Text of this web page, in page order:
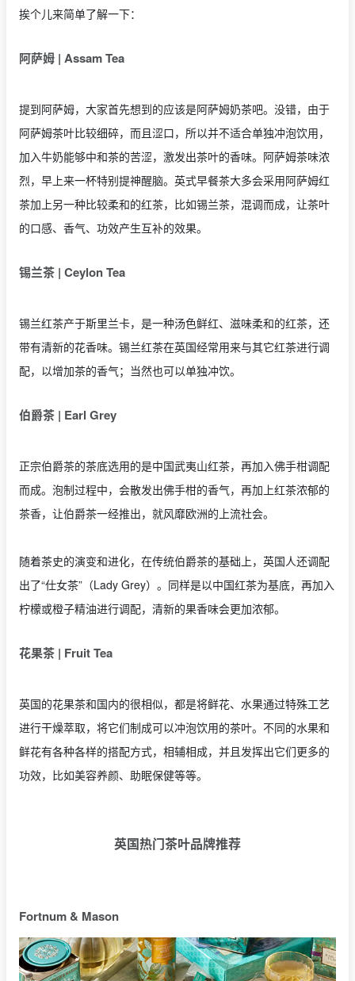
挨个儿来简单了解一下：
阿萨姆 | Assam Tea
提到阿萨姆，大家首先想到的应该是阿萨姆奶茶吧。没错，由于
阿萨姆茶叶比较细碎，而且涩口，所以并不适合单独冲泡饮用，
加入牛奶能够中和茶的苦涩，激发出茶叶的香味。阿萨姆茶味浓
烈，早上来一杯特别提神醒脑。英式早餐茶大多会采用阿萨姆红
茶加上另一种比较柔和的红茶，比如锡兰茶，混调而成，让茶叶
的口感、香气、功效产生互补的效果。
锡兰茶 | Ceylon Tea
锡兰红茶产于斯里兰卡，是一种汤色鲜红、滋味柔和的红茶，还
带有清新的花香味。锡兰红茶在英国经常用来与其它红茶进行调
配，以增加茶的香气；当然也可以单独冲饮。
伯爵茶 | Earl Grey
正宗伯爵茶的茶底选用的是中国武夷山红茶，再加入佛手柑调配
而成。泡制过程中，会散发出佛手柑的香气，再加上红茶浓郁的
茶香，让伯爵茶一经推出，就风靡欧洲的上流社会。
随着茶史的演变和进化，在传统伯爵茶的基础上，英国人还调配
出了“仕女茶”（Lady Grey）。同样是以中国红茶为基底，再加入
柠檬或橙子精油进行调配，清新的果香味会更加浓郁。
花果茶 | Fruit Tea
英国的花果茶和国内的很相似，都是将鲜花、水果通过特殊工艺
进行干燥萃取，将它们制成可以冲泡饮用的茶叶。不同的水果和
鲜花有各种各样的搭配方式，相辅相成，并且发挥出它们更多的
功效，比如美容养颜、助眠保健等等。
英国热门茶叶品牌推荐
Fortnum & Mason